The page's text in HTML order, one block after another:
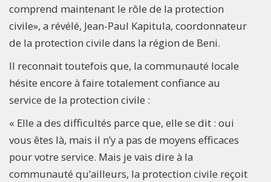
comprend maintenant le rôle de la protection
civile», a révélé, Jean-Paul Kapitula, coordonnateur
de la protection civile dans la région de Beni.
Il reconnait toutefois que, la communauté locale
hésite encore à faire totalement confiance au
service de la protection civile :
« Elle a des difficultés parce que, elle se dit : oui
vous êtes là, mais il n’y a pas de moyens efficaces
pour votre service. Mais je vais dire à la
communauté qu’ailleurs, la protection civile reçoit